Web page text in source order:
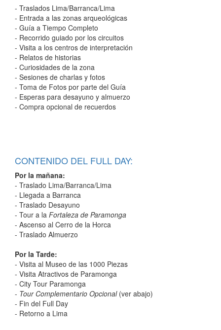
- Traslados Lima/Barranca/Lima
- Entrada a las zonas arqueológicas
- Guía a Tiempo Completo
- Recorrido guiado por los circuitos
- Visita a los centros de interpretación
- Relatos de historias
- Curiosidades de la zona
- Sesiones de charlas y fotos
- Toma de Fotos por parte del Guía
- Esperas para desayuno y almuerzo
- Compra opcional de recuerdos
CONTENIDO DEL FULL DAY:
Por la mañana:
- Traslado Lima/Barranca/Lima
- Llegada a Barranca
- Traslado Desayuno
- Tour a la Fortaleza de Paramonga
- Ascenso al Cerro de la Horca
- Traslado Almuerzo
Por la Tarde:
- Visita al Museo de las 1000 Piezas
- Visita Atractivos de Paramonga
- City Tour Paramonga
- Tour Complementario Opcional(ver abajo)
- Fin del Full Day
- Retorno a Lima